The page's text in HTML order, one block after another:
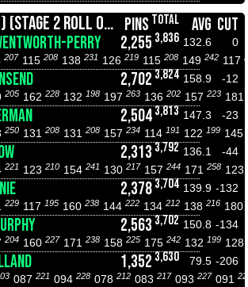
SENIORS (FEMALE) (STAGE 2 ROLL OFFS) PINS TOTAL AVG CUT
PERRY 2,255 3,836 132.6 0
207 115 208 138 231 126 219 115 208 149 242 117
2,702 3,824 158.9 -12
205 162 228 132 198 197 263 136 202 157 223 181
2,5043,813 147.3 -23
250 131 208 131 208 157 234 114 191 122 199 145
2,313 3,792 136.1 -44
221 123 210 154 241 130 217 157 244 171 258 123
2,3783,704 139.9 -132
229 117 195 160 238 144 222 134 212 138 216 180
2,563 3,702 150.8 -134
204 160 227 171 238 158 225 175 242 132 199 128
1,352 3,630 79.5 -206
087 221 094 228 078 212 083 217 093 227 091